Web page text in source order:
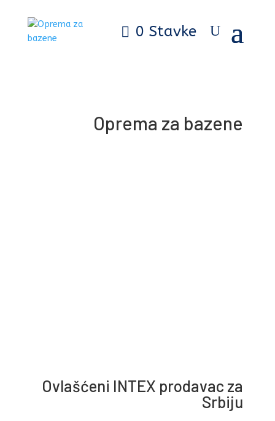
0 Stavke
Oprema za bazene
Ovlašćeni INTEX prodavac za
Srbiju